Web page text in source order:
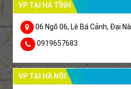
VP TẠI HÀ TĨNH
06 Ngõ 06, Lê Bá Cảnh, Đại
0919657683
VP TẠI HÀ NỘI